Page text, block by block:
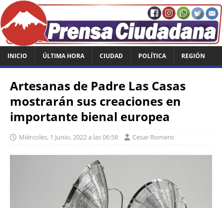
INICIO ÚLTIMA HORA CIUDAD POLÍTICA REGIÓN
Artesanas de Padre Las Casas
mostrarán sus creaciones en
importante bienal europea
Miércoles, 1 Junio, 2022 a las 06:58 Cesar Romero